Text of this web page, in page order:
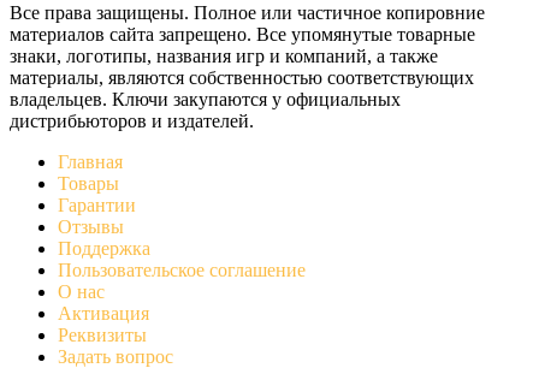
Все права защищены. Полное или частичное копировние
материалов сайта запрещено. Все упомянутые товарные
знаки, логотипы, названия игр и компаний, а также
материалы, являются собственностью соответствующих
владельцев. Ключи закупаются у официальных
дистрибьюторов и издателей.
Главная
Товары
Гарантии
Отзывы
Поддержка
Пользовательское соглашение
О нас
Активация
Реквизиты
Задать вопрос